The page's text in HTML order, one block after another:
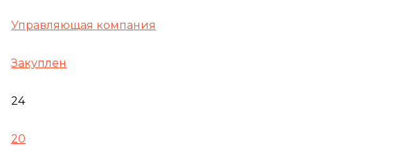
Управляющая компания
Закуплен
24
20